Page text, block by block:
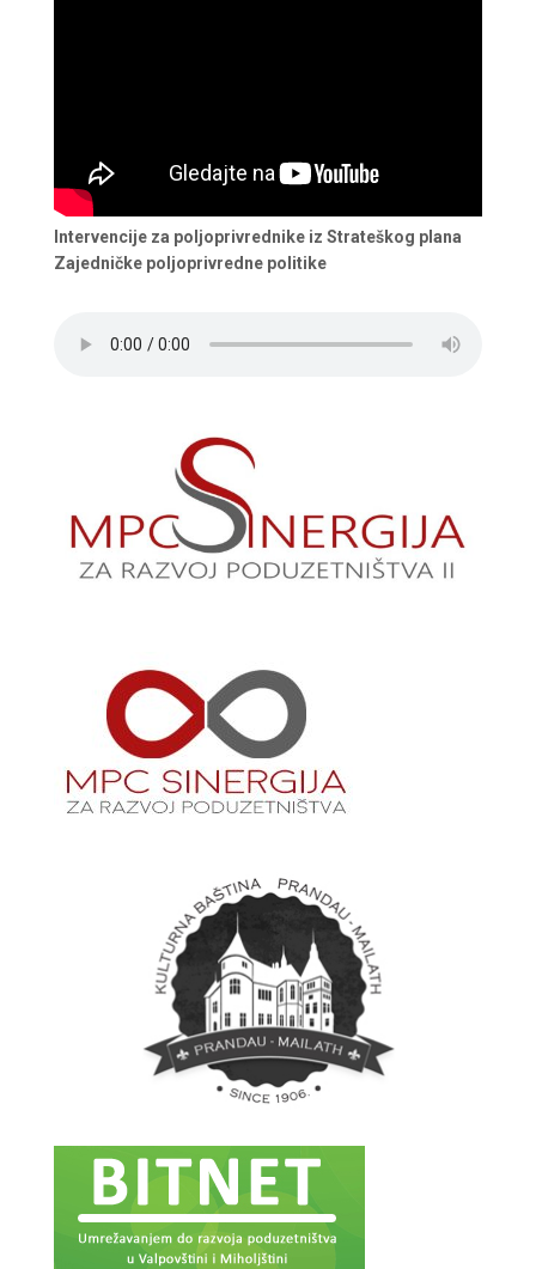
Intervencije za poljoprivrednike iz Strateškog plana
Zajedničke poljoprivredne politike